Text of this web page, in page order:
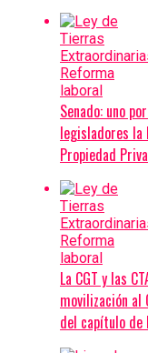
Senado: uno
legisladores la
Propiedad
La CGT y las
movilización
del capítulo de